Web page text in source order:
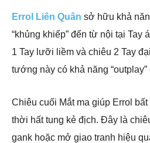
Errol Liên Quân sở hữu khả
“khủng khiếp” đến từ nội tại Tay
1 Tay lưỡi liềm và chiêu 2 Tay
tướng này có khả năng
Chiêu cuối Mắt ma giúp Errol
thời hất tung kẻ địch. Đây là
gank hoặc mở giao tranh hiệu